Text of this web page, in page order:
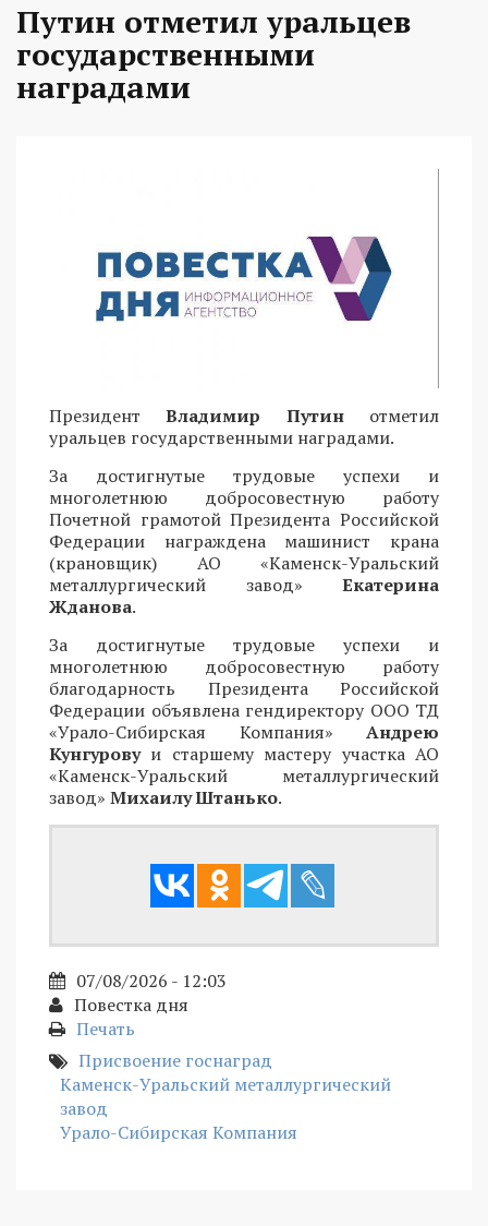
Путин отметил уральцев
государственными
наградами
ПрезидентВладимир Путин отметил
уральцев государственными наградами.
За достигнутые трудовые успехи и
многолетнюю добросовестную работу
Почетной грамотой Президента Российской
Федерации награждена машинист крана
(крановщик) АО «Каменск-Уральский
металлургический завод» Екатерина
Жданова.
За достигнутые трудовые успехи и
многолетнюю добросовестную работу
благодарность Президента Российской
Федерации объявлена гендиректору ООО ТД
«Урало-Сибирская Компания» Андрею
Кунгуровуи старшему мастеру участка АО
«Каменск-Уральский металлургический
завод» Михаилу Штанько.
07/08/2026 - 12:03
Повестка дня
Печать
Присвоение госнаград
Каменск-Уральский металлургический
завод
Урало-Сибирская Компания